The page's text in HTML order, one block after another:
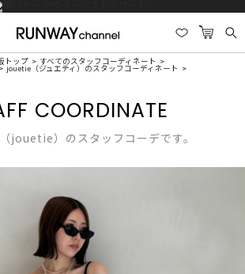
トップ すべてのスタッフコーディネート
jouetie（ジュエティ）のスタッフコーディネート
COORDINATE
jouetie）のスタッフコーデです。